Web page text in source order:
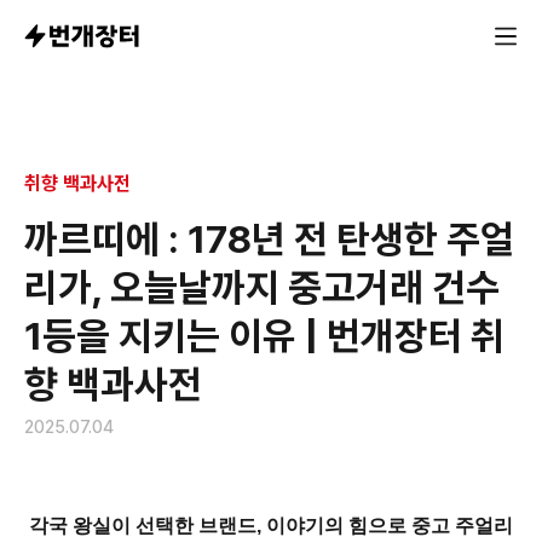
취향 백과사전
까르띠에 : 178년 전 탄생한 주얼
리가, 오늘날까지 중고거래 건수
1등을 지키는 이유 | 번개장터 취
향 백과사전
각국 왕실이 선택한 브랜드, 이야기의 힘으로 중고 주얼리
2025.07.04
각국 왕실이 선택한 브랜드, 이야기의 힘으로 중고 주얼리